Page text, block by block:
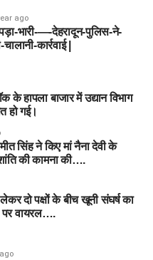
vs SUL
Match 24
ago
भारी-—-देहरादून-पुलिस-ने-
कार्रवाई |
के हापला बाजार में उद्यान विभाग
हो गई।
सिंह ने किए मां नैना देवी के
की कामना की….
दो पक्षों के बीच खूनी संघर्ष का
पर वायरल….